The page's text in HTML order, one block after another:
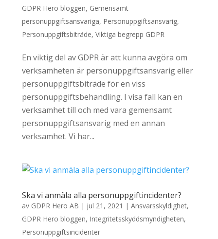
GDPR Hero bloggen, Gemensamt
personuppgiftsansvariga, Personuppgiftsansvarig,
Personuppgiftsbiträde, Viktiga begrepp GDPR
En viktig del av GDPR är att kunna avgöra om
verksamheten är personuppgiftsansvarig eller
personuppgiftsbiträde för en viss
personuppgiftsbehandling. I visa fall kan en
verksamhet till och med vara gemensamt
personuppgiftsansvarig med en annan
verksamhet. Vi har...
Ska vi anmäla alla personuppgiftincidenter?
av GDPR Hero AB | jul 21, 2021 | Ansvarsskyldighet,
GDPR Hero bloggen, Integritetsskyddsmyndigheten,
Personuppgiftsincidenter